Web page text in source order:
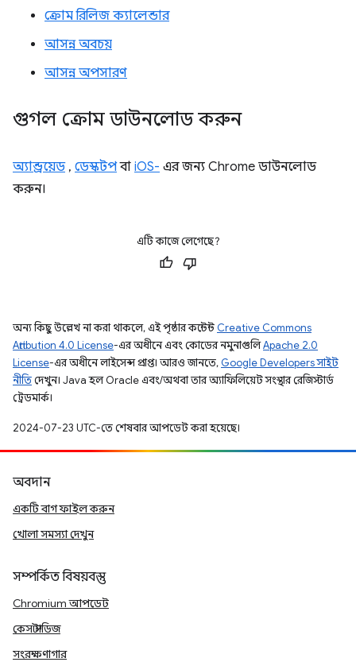
ক্রোম রিলিজ ক্যালেন্ডার
আসন্ন অবচয়
আসন্ন অপসারণ
গুগল ক্রোম ডাউনলোড করুন
অ্যান্ড্রয়েড, ডেস্কটপবা iOS- এর জন্য Chrome ডাউনলোড
করুন।
এটি কাজে লেগেছে?
অন্য কিছু উল্লেখ না করা থাকলে, এই পৃষ্ঠার কন্টেন্ট Creative Commons
Attribution 4.0 License-এর অধীনে এবং কোডের নমুনাগুলিApache 2.0
License-এর অধীনে লাইসেন্স প্রাপ্ত। আরও জানতে, Google Developers সাইট
নীতিদেখুন। Java হল Oracle এবং/অথবা তার অ্যাফিলিয়েট সংস্থার রেজিস্টার্ড
ট্রেডমার্ক।
2024-07-23 UTC-তে শেষবার আপডেট করা হয়েছে।
অবদান
একটি বাগ ফাইল করুন
খোলা সমস্যা দেখুন
সম্পর্কিত বিষয়বস্তু
Chromium আপডেট
কেস স্টাডিজ
সংরক্ষণাগার